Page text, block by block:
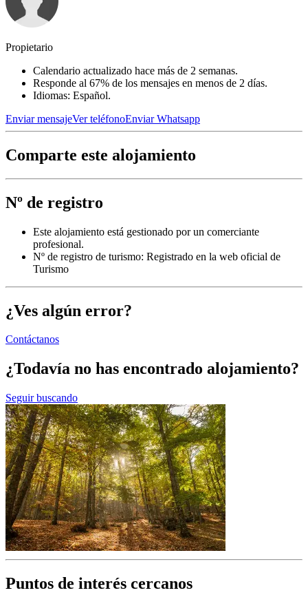
Propietario
Calendario actualizado hace más de 2 semanas.
Responde al 67% de los mensajes en menos de 2 días.
Idiomas: Español.
Enviar mensajeVer teléfonoEnviar Whatsapp
Comparte este alojamiento
Nº de registro
Este alojamiento está gestionado por un comerciante
profesional.
Nº de registro de turismo: Registrado en la web oficial de
Turismo
¿Ves algún error?
Contáctanos
¿Todavía no has encontrado alojamiento?
Seguir buscando
Puntos de interés cercanos